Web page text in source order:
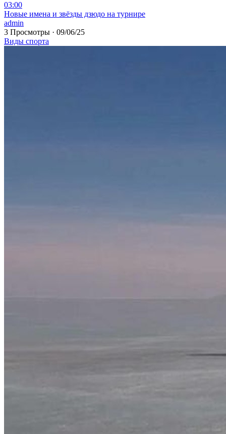
03:00
⁣Новые имена и звёзды дзюдо на турнире
admin
3 Просмотры · 09/06/25
Виды спорта